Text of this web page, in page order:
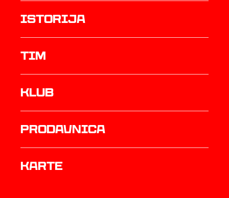
istorija
TIM
Klub
prodavnica
Karte